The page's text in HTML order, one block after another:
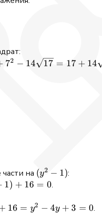
72 − 14 17 = 17 + 14
на (y^2
- 1)
(y2 − 1):
1) + 16 = 0.
16 = y2 − 4y + 3 = 0.